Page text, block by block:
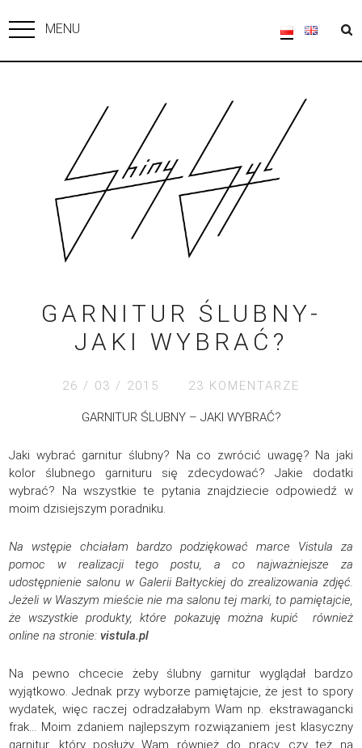
MENU
GARNITUR ŚLUBNY-
JAKI WYBRAĆ?
26 / 03 / 2015 23 KOMENTARZE
GARNITUR ŚLUBNY – JAKI WYBRAĆ?
Jaki wybrać garnitur ślubny? Na co zwrócić uwagę? Na jaki
kolor ślubnego garnituru się zdecydować? Jakie dodatki
wybrać? Na wszystkie te pytania znajdziecie odpowiedź w
moim dzisiejszym poradniku.
Na wstępie chciałam bardzo podziękować marce Vistula za
pomoc w realizacji tego postu, a co najważniejsze za
udostępnienie salonu w Galerii Bałtyckiej do zrealizowania zdjęć.
Jeżeli w Waszym mieście nie ma salonu tej marki, to pamiętajcie,
że wszystkie produkty, które pokazuję można kupić również
online na stronie:vistula.pl
Na pewno chcecie żeby ślubny garnitur wyglądał bardzo
wyjątkowo. Jednak przy wyborze pamiętajcie, że jest to spory
wydatek, więc raczej odradzałabym Wam np. ekstrawagancki
frak… Moim zdaniem najlepszym rozwiązaniem jest klasyczny
garnitur, który posłuży Wam również do pracy, czy też na